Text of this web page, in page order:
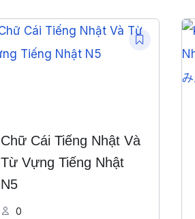
Chữ Cái Tiếng Nhật Và
Từ Vựng Tiếng Nhật
N5
0